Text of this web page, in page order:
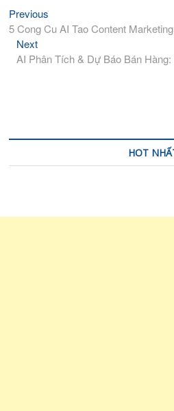
Điều
hướng
bài
viết
Previous
post:
5 Cong Cu AI Tao Content
NextNext
post:
AI Phân Tích & Dự Báo Bán
HOT